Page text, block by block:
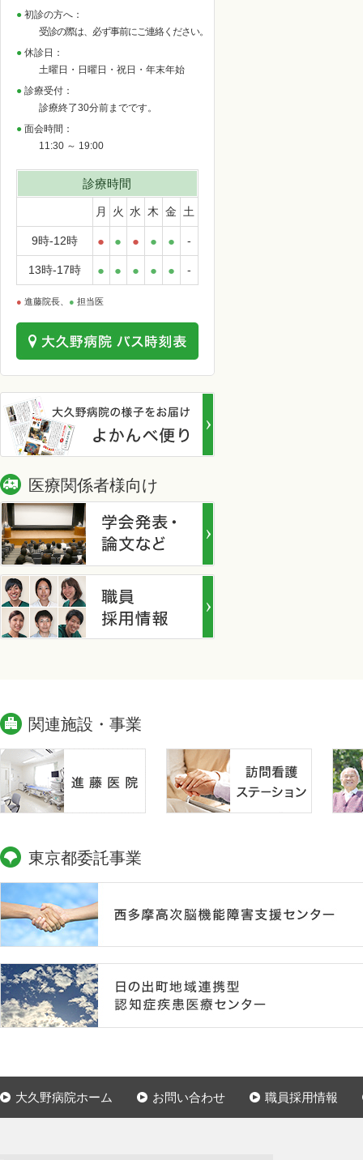
初診の方へ：
受診の際は、必ず事前にご連絡ください。
休診日：
土曜日・日曜日・祝日・年末年始
診療受付：
診療終了30分前までです。
面会時間：
11:30 ～ 19:00
診療時間
月 火 水 木 金 土
9時-12時 ● ● ● ● ● -
13時-17時 ● ● ● ● ● -
● 進藤院長、 ● 担当医
医療関係者様向け
関連施設・事業
東京都委託事業
大久野病院ホーム お問い合わせ 職員採用情報